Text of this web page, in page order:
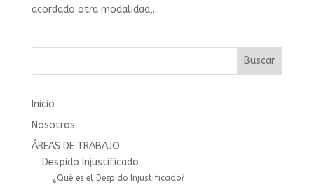
acordado otra modalidad,...
Buscar
Inicio
Nosotros
ÁREAS DE TRABAJO
Despido Injustificado
¿Qué es el Despido Injustificado?